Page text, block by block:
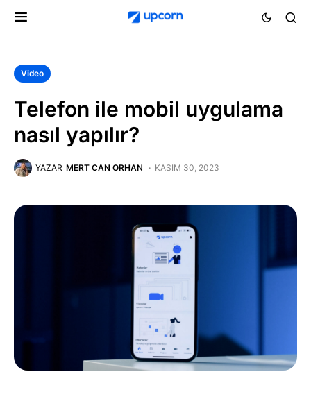
Video
Telefon ile mobil uygulama
nasıl yapılır?
YAZAR MERT CAN ORHAN KASIM 30, 2023